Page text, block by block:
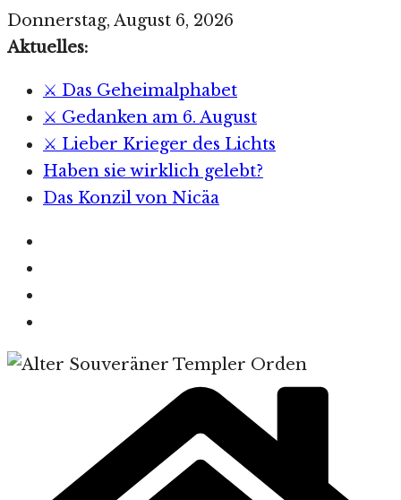
Zum
Inhalt
Donnerstag, August 6, 2026
Aktuelles:
⚔️ Das Geheimalphabet
⚔️ Gedanken am 6. August
⚔️ Lieber Krieger des Lichts
Haben sie wirklich gelebt?
Das Konzil von Nicäa